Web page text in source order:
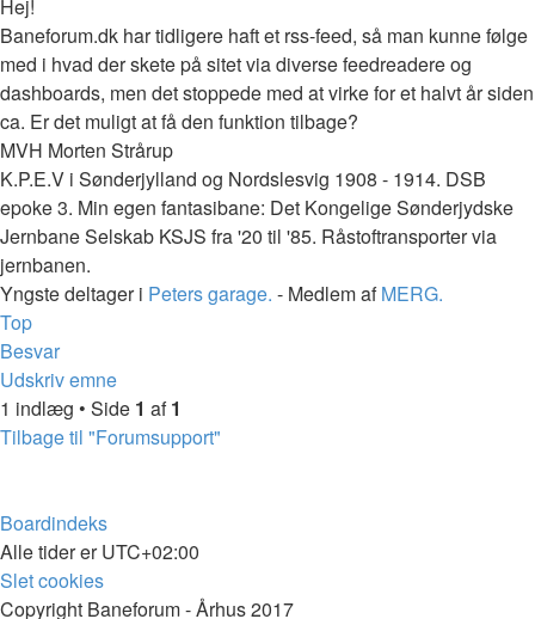
Hej!
Baneforum.dk har tidligere haft et rss-feed, så man kunne følge
med i hvad der skete på sitet via diverse feedreadere og
dashboards, men det stoppede med at virke for et halvt år siden
ca. Er det muligt at få den funktion tilbage?
MVH Morten Strårup
K.P.E.V i Sønderjylland og Nordslesvig 1908 - 1914. DSB
epoke 3. Min egen fantasibane: Det Kongelige Sønderjydske
Jernbane Selskab KSJS fra '20 til '85. Råstoftransporter via
jernbanen.
Yngste deltager i Peters garage. - Medlem afMERG.
Top
Besvar
Udskriv emne
1 indlæg • Side 1 af1
Tilbage til "Forumsupport"
Boardindeks
Alle tider erUTC+02:00
Slet cookies
Copyright Baneforum - Århus 2017